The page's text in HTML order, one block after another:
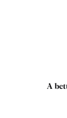
A